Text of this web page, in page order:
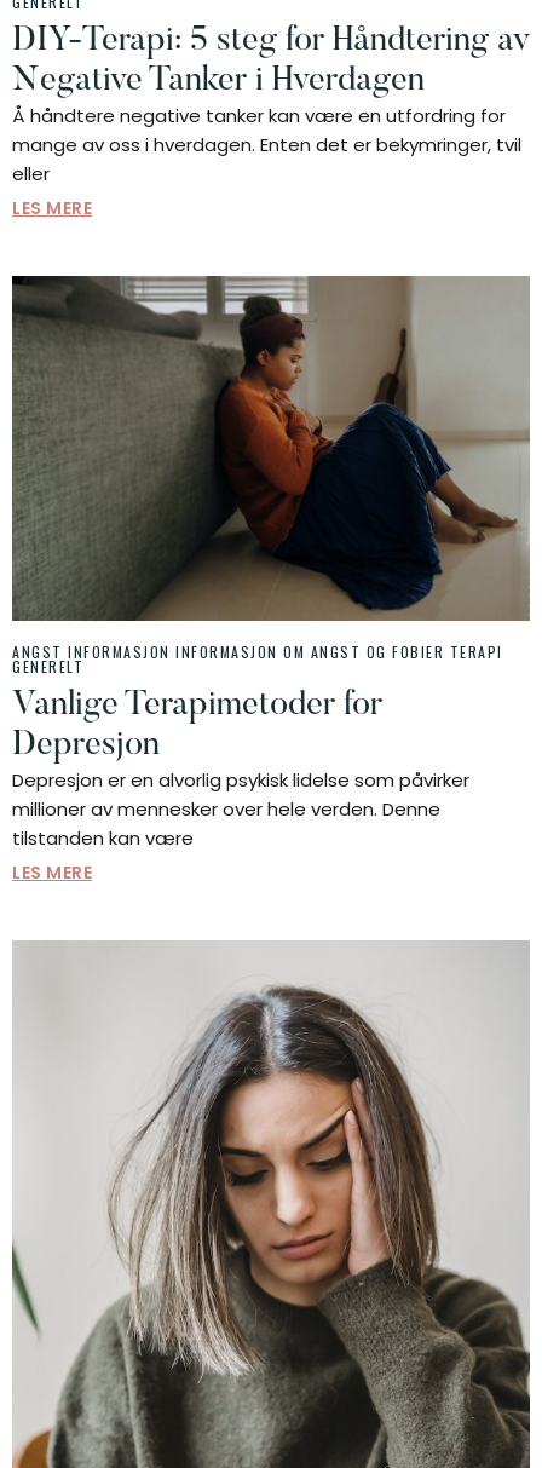
DIY-Terapi: 5 steg for Håndtering av
Negative Tanker i Hverdagen
Å håndtere negative tanker kan være en utfordring for
mange av oss i hverdagen. Enten det er bekymringer, tvil
eller
LES MERE
ANGST INFORMASJON INFORMASJON OM ANGST OG FOBIER TERAPI
GENERELT
Vanlige Terapimetoder for
Depresjon
Depresjon er en alvorlig psykisk lidelse som påvirker
millioner av mennesker over hele verden. Denne
tilstanden kan være
LES MERE